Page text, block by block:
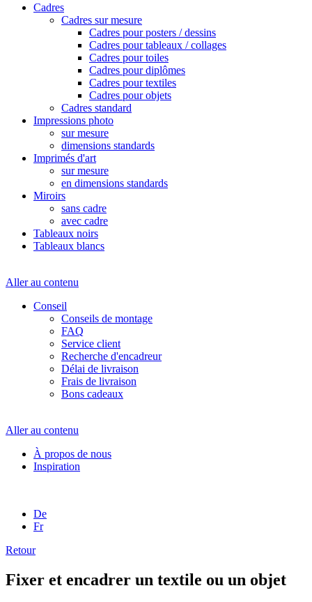
Cadres
Cadres sur mesure
Cadres pour posters / dessins
Cadres pour tableaux / collages
Cadres pour toiles
Cadres pour diplômes
Cadres pour textiles
Cadres pour objets
Cadres standard
Impressions photo
sur mesure
dimensions standards
Imprimés d'art
sur mesure
en dimensions standards
Miroirs
sans cadre
avec cadre
Tableaux noirs
Tableaux blancs
Aller au contenu
Conseil
Conseils de montage
FAQ
Service client
Recherche d'encadreur
Délai de livraison
Frais de livraison
Bons cadeaux
Aller au contenu
À propos de nous
Inspiration
De
Fr
Retour
Fixer et encadrer un textile ou un objet